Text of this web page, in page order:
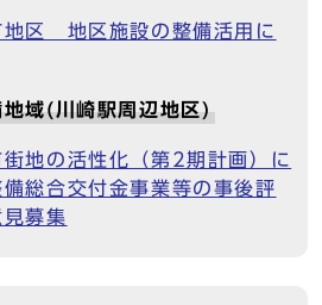
地区 地区施設の整備活用に
域(川崎駅周辺地区)
地の活性化（第2期計画）に
総合交付金事業等の事後評
募集